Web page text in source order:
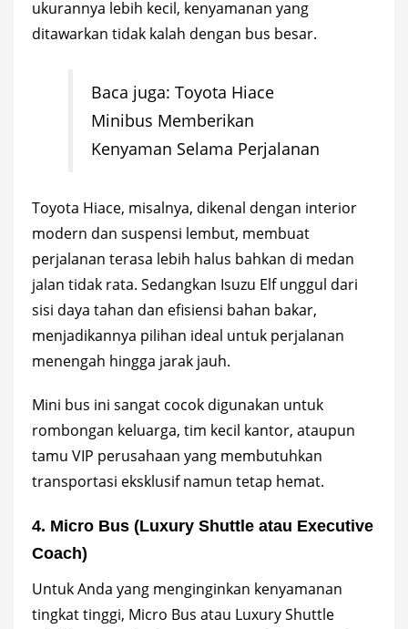
ukurannya lebih kecil, kenyamanan yang
ditawarkan tidak kalah dengan bus besar.
Baca juga: Toyota Hiace
Minibus Memberikan
Kenyaman Selama Perjalanan
Toyota Hiace, misalnya, dikenal dengan interior
modern dan suspensi lembut, membuat
perjalanan terasa lebih halus bahkan di medan
jalan tidak rata. Sedangkan Isuzu Elf unggul dari
sisi daya tahan dan efisiensi bahan bakar,
menjadikannya pilihan ideal untuk perjalanan
menengah hingga jarak jauh.
Mini bus ini sangat cocok digunakan untuk
rombongan keluarga, tim kecil kantor, ataupun
tamu VIP perusahaan yang membutuhkan
transportasi eksklusif namun tetap hemat.
4. Micro Bus (Luxury Shuttle atau Executive
Coach)
Untuk Anda yang menginginkan kenyamanan
tingkat tinggi, Micro Bus atau Luxury Shuttle